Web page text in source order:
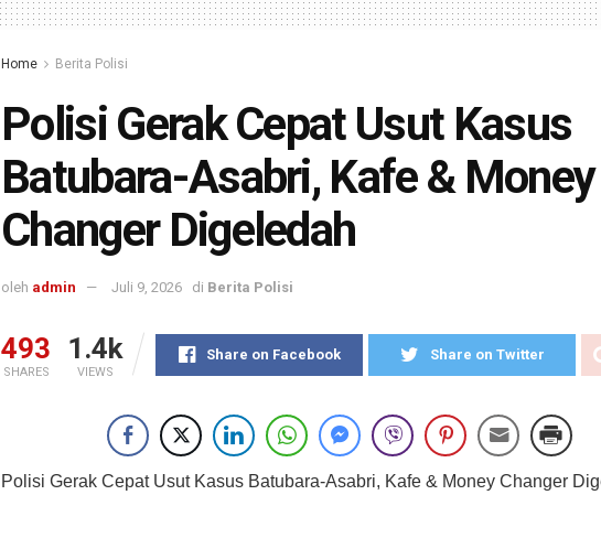
Home Berita Polisi
Polisi Gerak Cepat Usut Kasus
Batubara-Asabri, Kafe & Money
Changer Digeledah
oleh admin Juli 9, 2026 di Berita Polisi
493
SHARES
1.4k
VIEWS
Share on Facebook Share on Twitter
Polisi Gerak Cepat Usut Kasus Batubara-Asabri, Kafe & Money Changer